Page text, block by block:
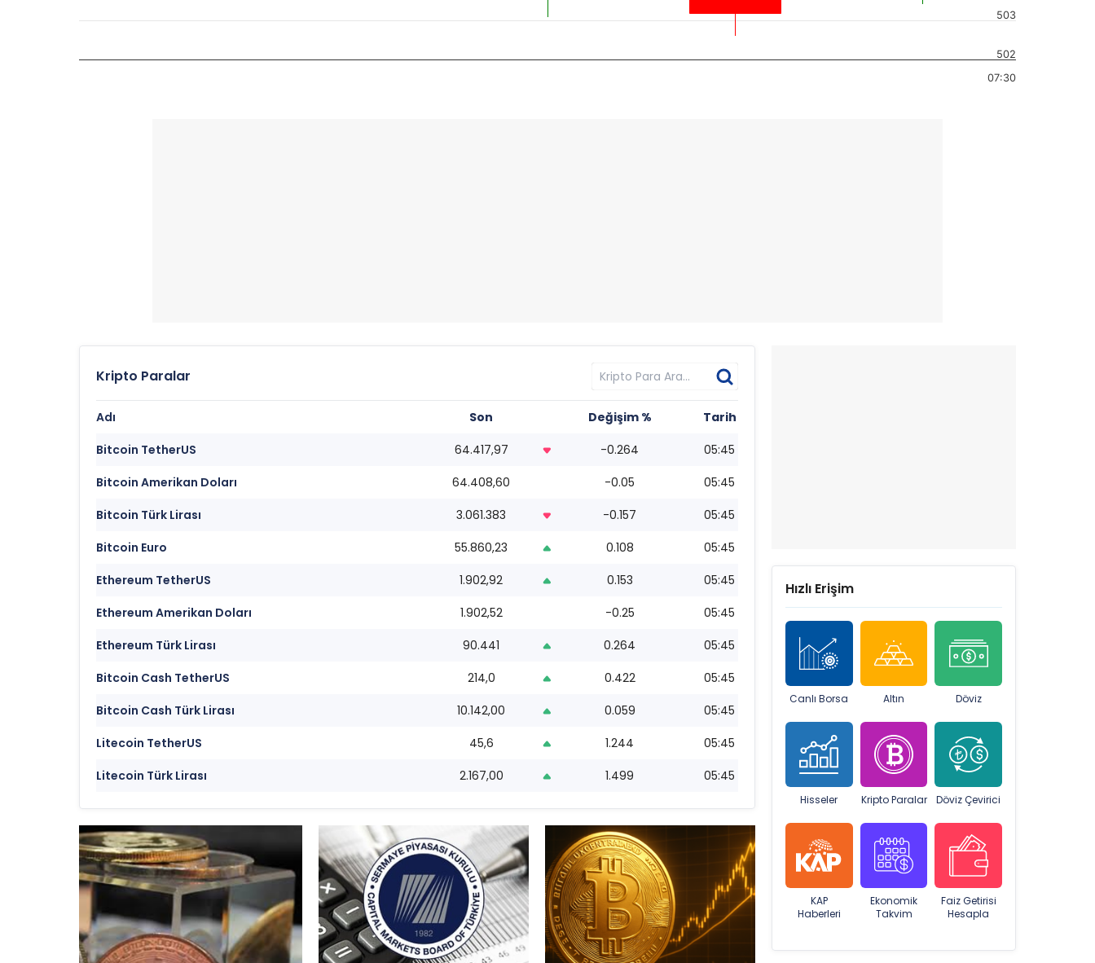
07:30
502
503
Kripto Paralar
Adı Son Değişim %
Tarih
Bitcoin TetherUS
64.417,97 -0.264
05:45
Bitcoin Amerikan Doları
64.408,60 -0.05
05:45
Bitcoin Türk Lirası
3.061.383 -0.157
05:45
Bitcoin Euro
55.860,23 0.108
05:45
Ethereum TetherUS
1.902,92 0.153
05:45
Ethereum Amerikan Doları
1.902,52 -0.25
05:45
Ethereum Türk Lirası
90.441 0.264
05:45
Bitcoin Cash TetherUS
214,0 0.422
05:45
Bitcoin Cash Türk Lirası
10.142,00 0.059
05:45
Litecoin TetherUS
45,6 1.244
05:45
Litecoin Türk Lirası
2.167,00 1.499 05:45
Hızlı Erişim
Canlı Borsa Altın Döviz
Hisseler Kripto Paralar Döviz Çevirici
KAP
Haberleri
Ekonomik
Takvim
Faiz Getirisi
Hesapla